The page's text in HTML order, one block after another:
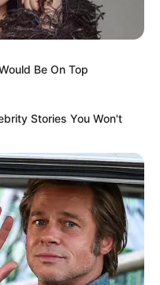
lehet számítani, az
meg. A
a nyárias
alakul majd.
Be On Top
Stories You Won't